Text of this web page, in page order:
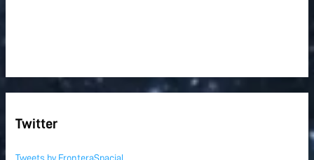
Twitter
Tweets by FronteraSpacial